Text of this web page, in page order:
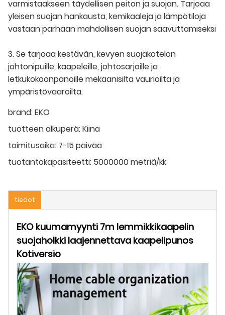
varmistaakseen täydellisen peiton ja suojan. Tarjoaa
yleisen suojan hankausta, kemikaaleja ja lämpötiloja
vastaan ​​parhaan mahdollisen suojan saavuttamiseksi
3. Se tarjoaa kestävän, kevyen suojakotelon
johtonipuille, kaapeleille, johtosarjoille ja
letkukokoonpanoille mekaanisilta vaurioilta ja
ympäristövaaroilta.
brand:EKO
tuotteen alkuperä:Kiina
toimitusaika: 7-15 päivää
tuotantokapasiteetti: 5000000 metriä/kk
tiedot
EKO kuumamyynti 7m lemmikkikaapelin
suojaholkki laajennettava kaapelipunos
Kotiversio